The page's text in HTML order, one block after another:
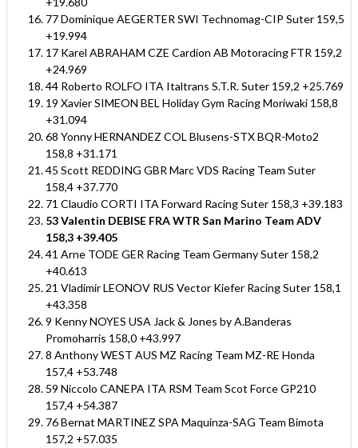
77 Dominique AEGERTER SWI Technomag-CIP Suter 159,5
+19.994
17 Karel ABRAHAM CZE Cardion AB Motoracing FTR 159,2
+24.969
44 Roberto ROLFO ITA Italtrans S.T.R. Suter 159,2 +25.769
19 Xavier SIMEON BEL Holiday Gym Racing Moriwaki 158,8
+31.094
68 Yonny HERNANDEZ COL Blusens-STX BQR-Moto2
158,8 +31.171
45 Scott REDDING GBR Marc VDS Racing Team Suter
158,4 +37.770
71 Claudio CORTI ITA Forward Racing Suter 158,3 +39.183
53 Valentin DEBISE FRA WTR San Marino Team ADV
158,3 +39.405
41 Arne TODE GER Racing Team Germany Suter 158,2
+40.613
21 Vladimir LEONOV RUS Vector Kiefer Racing Suter 158,1
+43.358
9 Kenny NOYES USA Jack & Jones by A.Banderas
Promoharris 158,0 +43.997
8 Anthony WEST AUS MZ Racing Team MZ-RE Honda
157,4 +53.748
59 Niccolo CANEPA ITA RSM Team Scot Force GP210
157,4 +54.387
76 Bernat MARTINEZ SPA Maquinza-SAG Team Bimota
157,2 +57.035